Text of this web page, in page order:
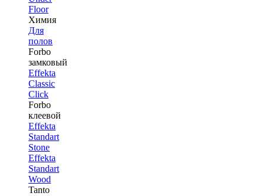
Floor
Химия
Для
полов
Forbo
замковый
Effekta
Classic
Click
Forbo
клеевой
Effekta
Standart
Stone
Effekta
Standart
Wood
Tanto